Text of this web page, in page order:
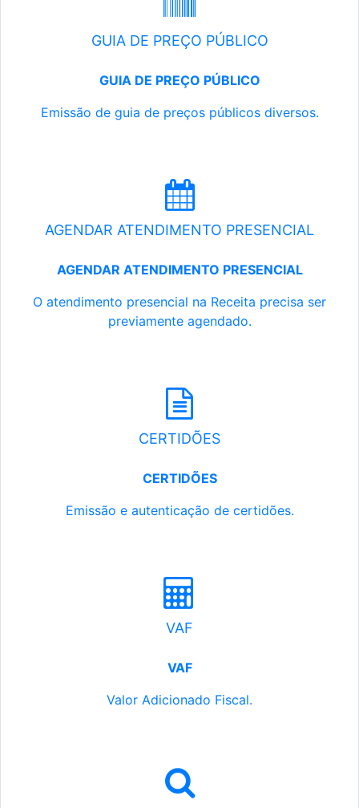
GUIA DE PREÇO PÚBLICO
GUIA DE PREÇO PÚBLICO
Emissão de guia de preços públicos diversos.
AGENDAR ATENDIMENTO PRESENCIAL
AGENDAR ATENDIMENTO PRESENCIAL
O atendimento presencial na Receita precisa ser
previamente agendado.
CERTIDÕES
CERTIDÕES
Emissão e autenticação de certidões.
VAF
VAF
Valor Adicionado Fiscal.